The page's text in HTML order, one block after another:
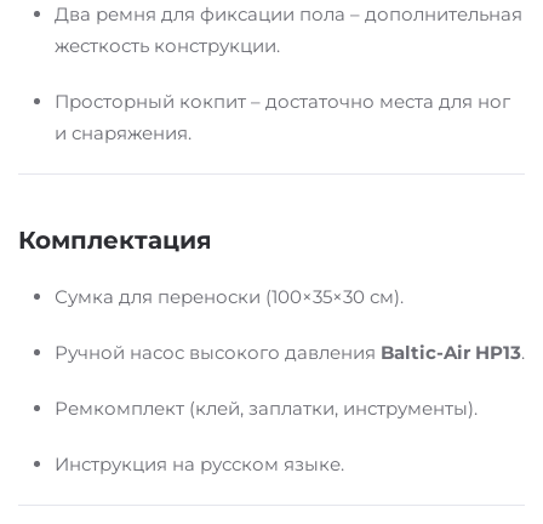
Два ремня для фиксации пола – дополнительная
жесткость конструкции.
Просторный кокпит – достаточно места для ног
и снаряжения.
Комплектация
Сумка для переноски (100×35×30 см).
Ручной насос высокого давления Baltic-Air HP13.
Ремкомплект (клей, заплатки, инструменты).
Инструкция на русском языке.